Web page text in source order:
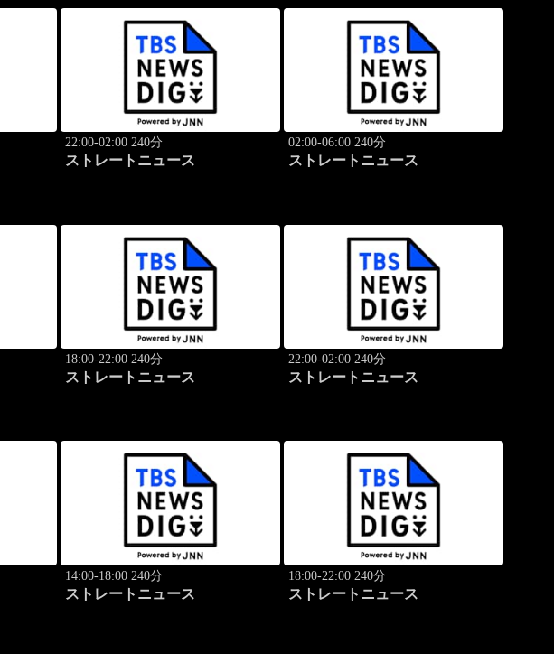
22:00-02:00 240分
ストレートニュース
02:00-06:00 240分
ストレートニュース
18:00-22:00 240分
ストレートニュース
22:00-02:00 240分
ストレートニュース
14:00-18:00 240分
ストレートニュース
18:00-22:00 240分
ストレートニュース